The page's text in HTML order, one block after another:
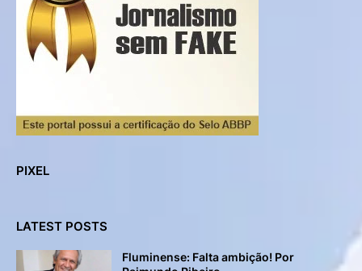
PIXEL
LATEST POSTS
Fluminense: Falta ambição! Por